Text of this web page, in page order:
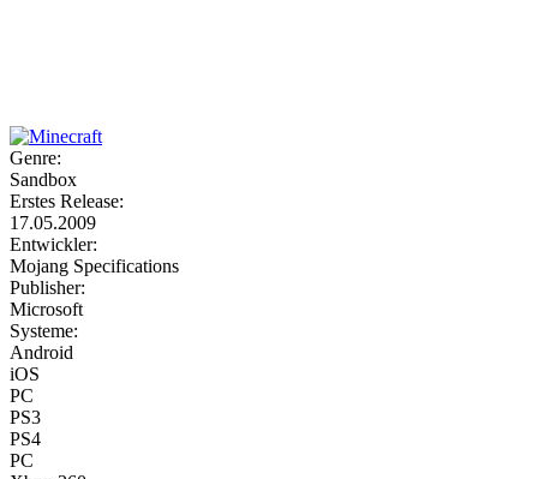
Genre:
Sandbox
Erstes Release:
17.05.2009
Entwickler:
Mojang Specifications
Publisher:
Microsoft
Systeme:
Android
iOS
PC
PS3
PS4
PC